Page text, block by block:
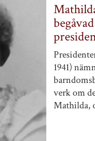
1941)
verk om
Mathilda,